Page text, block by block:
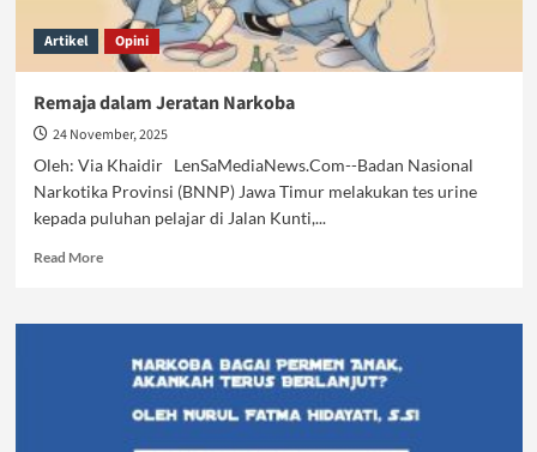
Artikel Opini
Remaja dalam Jeratan Narkoba
24 November, 2025
Oleh: Via Khaidir LenSaMediaNews.Com--Badan Nasional
Narkotika Provinsi (BNNP) Jawa Timur melakukan tes urine
kepada puluhan pelajar di Jalan Kunti,...
Read MoreRead
Remaja
Jeratan
Narkoba